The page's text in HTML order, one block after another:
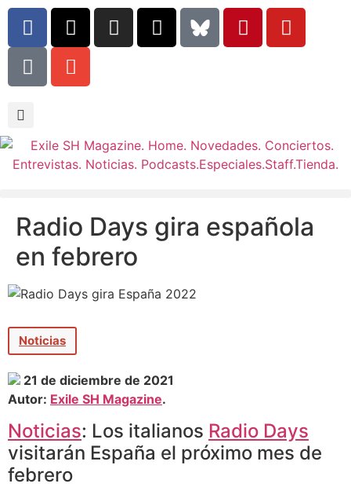
Radio Days gira española
en febrero
Noticias
21 de diciembre de 2021
Autor: Exile SH Magazine.
Noticias: Los italianos Radio Days
visitarán España el próximo mes de
febrero